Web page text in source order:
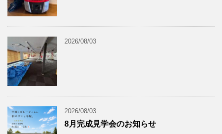
2026/08/03
2026/08/03
8月完成見学会のお知らせ